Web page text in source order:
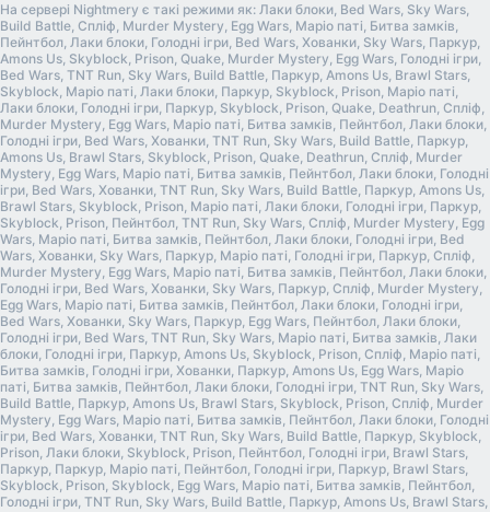
На сервері Nightmery є такі режими як: Лаки блоки, Bed Wars, Sky Wars,
Build Battle, Спліф, Murder Mystery, Egg Wars, Маріо паті, Битва замків,
Пейнтбол, Лаки блоки, Голодні ігри, Bed Wars, Хованки, Sky Wars, Паркур,
Amons Us, Skyblock, Prison, Quake, Murder Mystery, Egg Wars, Голодні ігри,
Bed Wars, TNT Run, Sky Wars, Build Battle, Паркур, Amons Us, Brawl Stars,
Skyblock, Маріо паті, Лаки блоки, Паркур, Skyblock, Prison, Маріо паті,
Лаки блоки, Голодні ігри, Паркур, Skyblock, Prison, Quake, Deathrun, Спліф,
Murder Mystery, Egg Wars, Маріо паті, Битва замків, Пейнтбол, Лаки блоки,
Голодні ігри, Bed Wars, Хованки, TNT Run, Sky Wars, Build Battle, Паркур,
Amons Us, Brawl Stars, Skyblock, Prison, Quake, Deathrun, Спліф, Murder
Mystery, Egg Wars, Маріо паті, Битва замків, Пейнтбол, Лаки блоки, Голодні
ігри, Bed Wars, Хованки, TNT Run, Sky Wars, Build Battle, Паркур, Amons Us,
Brawl Stars, Skyblock, Prison, Маріо паті, Лаки блоки, Голодні ігри, Паркур,
Skyblock, Prison, Пейнтбол, TNT Run, Sky Wars, Спліф, Murder Mystery, Egg
Wars, Маріо паті, Битва замків, Пейнтбол, Лаки блоки, Голодні ігри, Bed
Wars, Хованки, Sky Wars, Паркур, Маріо паті, Голодні ігри, Паркур, Спліф,
Murder Mystery, Egg Wars, Маріо паті, Битва замків, Пейнтбол, Лаки блоки,
Голодні ігри, Bed Wars, Хованки, Sky Wars, Паркур, Спліф, Murder Mystery,
Egg Wars, Маріо паті, Битва замків, Пейнтбол, Лаки блоки, Голодні ігри,
Bed Wars, Хованки, Sky Wars, Паркур, Egg Wars, Пейнтбол, Лаки блоки,
Голодні ігри, Bed Wars, TNT Run, Sky Wars, Маріо паті, Битва замків, Лаки
блоки, Голодні ігри, Паркур, Amons Us, Skyblock, Prison, Спліф, Маріо паті,
Битва замків, Голодні ігри, Хованки, Паркур, Amons Us, Egg Wars, Маріо
паті, Битва замків, Пейнтбол, Лаки блоки, Голодні ігри, TNT Run, Sky Wars,
Build Battle, Паркур, Amons Us, Brawl Stars, Skyblock, Prison, Спліф, Murder
Mystery, Egg Wars, Маріо паті, Битва замків, Пейнтбол, Лаки блоки, Голодні
ігри, Bed Wars, Хованки, TNT Run, Sky Wars, Build Battle, Паркур, Skyblock,
Prison, Лаки блоки, Skyblock, Prison, Пейнтбол, Голодні ігри, Brawl Stars,
Паркур, Паркур, Маріо паті, Пейнтбол, Голодні ігри, Паркур, Brawl Stars,
Skyblock, Prison, Skyblock, Egg Wars, Маріо паті, Битва замків, Пейнтбол,
Голодні ігри, TNT Run, Sky Wars, Build Battle, Паркур, Amons Us, Brawl Stars,